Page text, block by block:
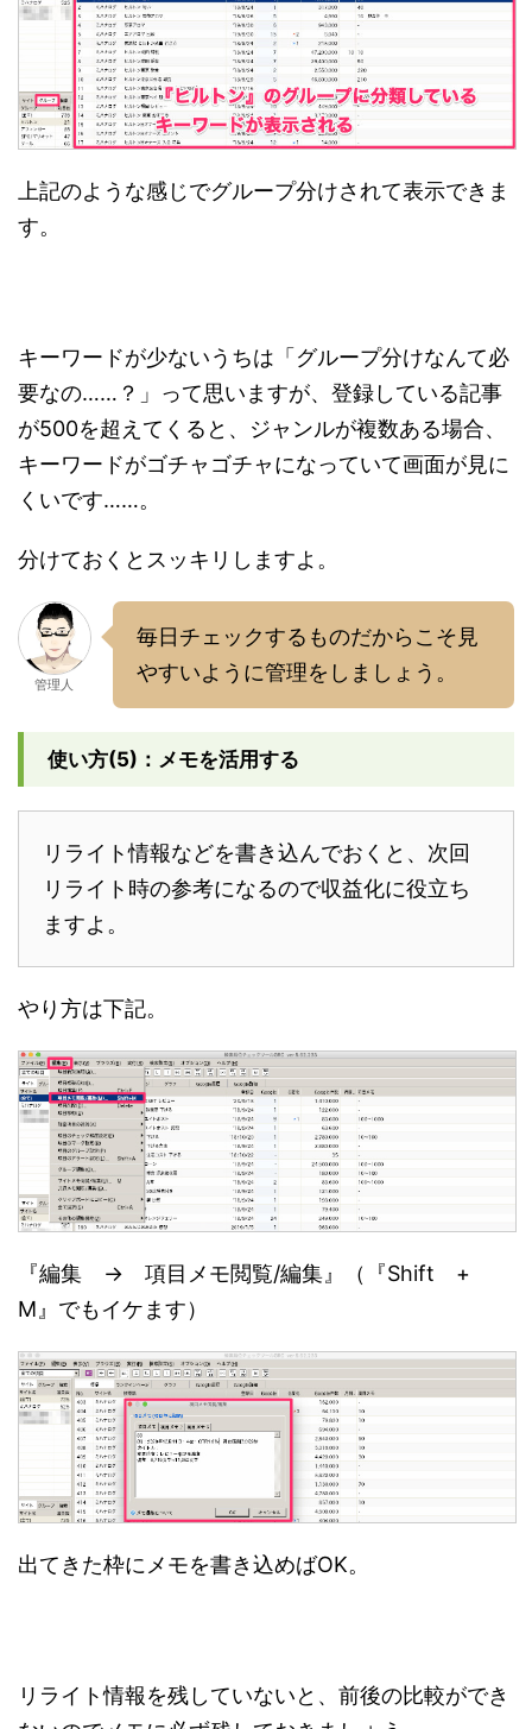
上記のような感じでグループ分けされて表示できま
す。
キーワードが少ないうちは「グループ分けなんて必
要なの……？」って思いますが、登録している記事
が500を超えてくると、ジャンルが複数ある場合、
キーワードがゴチャゴチャになっていて画面が見に
くいです……。
分けておくとスッキリしますよ。
管理人
毎日チェックするものだからこそ見
やすいように管理をしましょう。
使い方(5)：メモを活用する
リライト情報などを書き込んでおくと、次回
リライト時の参考になるので収益化に役立ち
ますよ。
やり方は下記。
『編集 → 項目メモ閲覧/編集』（『Shift +
M』でもイケます）
出てきた枠にメモを書き込めばOK。
リライト情報を残していないと、前後の比較ができ